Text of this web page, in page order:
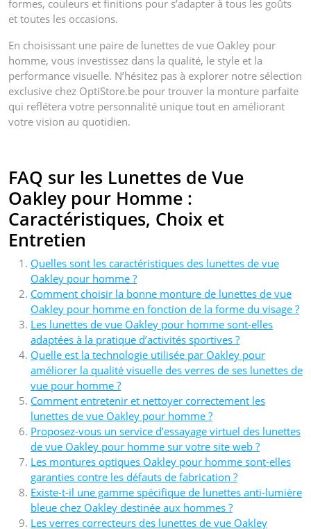
formes, couleurs et finitions pour s’adapter à tous les goûts
et toutes les occasions.
En choisissant une paire de lunettes de vue Oakley pour
homme, vous investissez dans la qualité, le style et la
performance visuelle. N’hésitez pas à explorer notre sélection
exclusive chez OptiStore.be pour trouver la monture parfaite
qui reflétera votre personnalité unique tout en améliorant
votre vision au quotidien.
FAQ sur les Lunettes de Vue
Oakley pour Homme :
Caractéristiques, Choix et
Entretien
Quelles sont les caractéristiques des lunettes de vue
Oakley pour homme ?
Comment choisir la bonne monture de lunettes de vue
Oakley pour homme en fonction de la forme du visage ?
Les lunettes de vue Oakley pour homme sont-elles
adaptées à la pratique d’activités sportives ?
Quelle est la technologie utilisée par Oakley pour
améliorer la qualité visuelle des verres de ses lunettes de
vue pour homme ?
Comment entretenir et nettoyer correctement les
lunettes de vue Oakley pour homme ?
Proposez-vous un service d’essayage virtuel des lunettes
de vue Oakley pour homme sur votre site web ?
Les montures optiques Oakley pour homme sont-elles
garanties contre les défauts de fabrication ?
Existe-t-il une gamme spécifique de lunettes anti-lumière
bleue chez Oakley destinée aux hommes ?
Les verres correcteurs des lunettes de vue Oakley